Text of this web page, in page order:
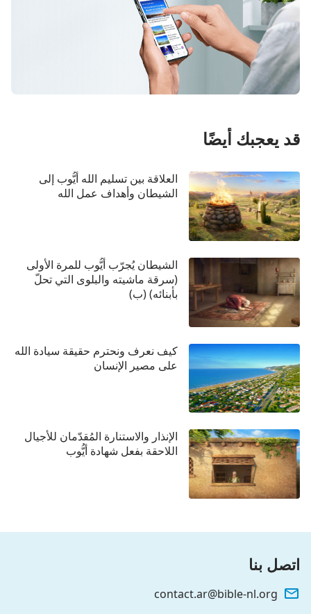
قد يعجبك أيضًا
العلاقة بين تسليم الله أيُّوب إلى
الشيطان وأهداف عمل الله
الشيطان يُجرّب أيُّوب للمرة الأولى
(سرقة ماشيته والبلوى التي تحلّ
بأبنائه) (ب)
كيف نعرف ونحترم حقيقة سيادة الله
على مصير الإنسان
الإنذار والاستنارة المُقدّمان للأجيال
اللاحقة بفعل شهادة أيُّوب
اتصل بنا
contact.ar@bible-nl.org